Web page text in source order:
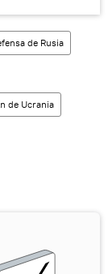
de Rusia
de Ucrania